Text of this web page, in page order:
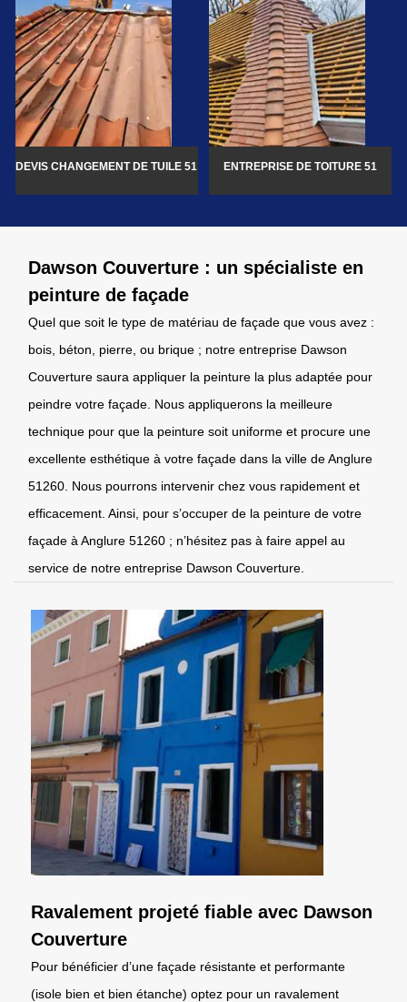
DEVIS CHANGEMENT DE TUILE 51 ENTREPRISE DE TOITURE 51
Dawson Couverture : un spécialiste en
peinture de façade
Quel que soit le type de matériau de façade que vous avez :
bois, béton, pierre, ou brique ; notre entreprise Dawson
Couverture saura appliquer la peinture la plus adaptée pour
peindre votre façade. Nous appliquerons la meilleure
technique pour que la peinture soit uniforme et procure une
excellente esthétique à votre façade dans la ville de Anglure
51260. Nous pourrons intervenir chez vous rapidement et
efficacement. Ainsi, pour s’occuper de la peinture de votre
façade à Anglure 51260 ; n’hésitez pas à faire appel au
service de notre entreprise Dawson Couverture.
Ravalement projeté fiable avec Dawson
Couverture
Pour bénéficier d’une façade résistante et performante
(isole bien et bien étanche) optez pour un ravalement